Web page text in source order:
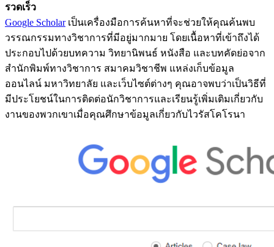
รวดเร็ว
Google Scholarเป็นเครื่องมือการค้นหาที่จะช่วยให้คุณค้นพบ
วรรณกรรมทางวิชาการที่มีอยู่มากมาย โดยเนื้อหาที่เข้าถึงได้
ประกอบไปด้วยบทความ วิทยานิพนธ์ หนังสือ และบทคัดย่อจาก
สำนักพิมพ์ทางวิชาการ สมาคมวิชาชีพ แหล่งเก็บข้อมูล
ออนไลน์ มหาวิทยาลัย และเว็บไซต์ต่างๆ คุณอาจพบว่าเป็นวิธีที่
มีประโยชน์ในการติดต่อนักวิชาการและเรียนรู้เพิ่มเติมเกี่ยวกับ
งานของพวกเขาเมื่อคุณศึกษาข้อมูลเกี่ยวกับไวรัสโคโรนา